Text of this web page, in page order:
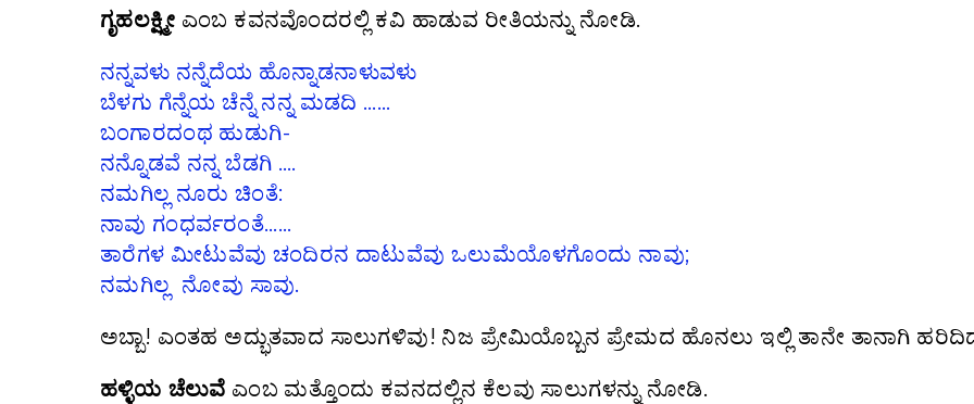
ಗೃಹಲಕ್ಷ್ಮೀ ಎಂಬ ಕವನವೊಂದರಲ್ಲಿ ಕವಿ ಹಾಡುವ ರೀತಿಯನ್ನು ನೋಡಿ.
ನನ್ನವಳು ನನ್ನೆದೆಯ ಹೊನ್ನಾಡನಾಳುವಳು
ಬೆಳಗು ಗೆನ್ನೆಯ ಚೆನ್ನೆ ನನ್ನ ಮಡದಿ ……
ಬಂಗಾರದಂಥ ಹುಡುಗಿ-
ನನ್ನೊಡವೆ ನನ್ನ ಬೆಡಗಿ ….
ನಮಗಿಲ್ಲ ನೂರು ಚಿಂತೆ:
ನಾವು ಗಂಧರ್ವರಂತೆ……
ತಾರೆಗಳ ಮೀಟುವೆವು ಚಂದಿರನ ದಾಟುವೆವು ಒಲುಮೆಯೊಳಗೊಂದು ನಾವು;
ನಮಗಿಲ್ಲ ನೋವು ಸಾವು.
ಅಬ್ಬಾ! ಎಂತಹ ಅದ್ಭುತವಾದ ಸಾಲುಗಳಿವು! ನಿಜ ಪ್ರೇಮಿಯೊಬ್ಬನ ಪ್ರೇಮದ ಹೊನಲು ಇಲ್ಲಿ ತಾನೇ ತಾನಾಗಿ
ಹಳ್ಳಿಯ ಚೆಲುವೆ ಎಂಬ ಮತ್ತೊಂದು ಕವನದಲ್ಲಿನ ಕೆಲವು ಸಾಲುಗಳನ್ನು ನೋಡಿ.